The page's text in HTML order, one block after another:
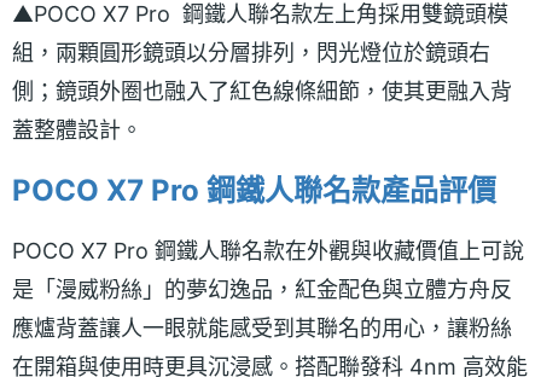
▲POCO X7 Pro 鋼鐵人聯名款左上角採用雙鏡頭模
組，兩顆圓形鏡頭以分層排列，閃光燈位於鏡頭右
側；鏡頭外圈也融入了紅色線條細節，使其更融入背
蓋整體設計。
POCO X7 Pro 鋼鐵人聯名款產品評價
POCO X7 Pro 鋼鐵人聯名款在外觀與收藏價值上可說
是「漫威粉絲」的夢幻逸品，紅金配色與立體方舟反
應爐背蓋讓人一眼就能感受到其聯名的用心，讓粉絲
在開箱與使用時更具沉浸感。搭配聯發科 4nm 高效能